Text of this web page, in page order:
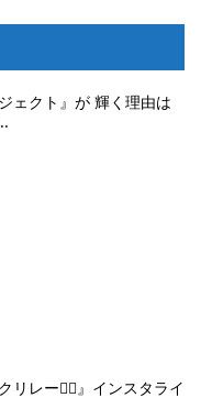
ェクト』が 輝く理由は
リレー🏃‍♀️』インスタライ